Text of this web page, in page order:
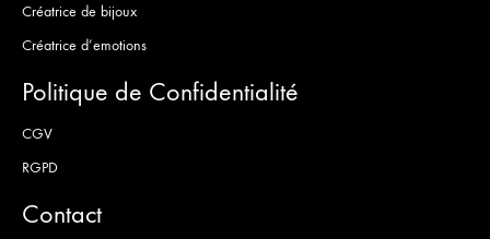
Créatrice de bijoux
Créatrice d’emotions
Politique de Confidentialité
CGV
RGPD
Contact